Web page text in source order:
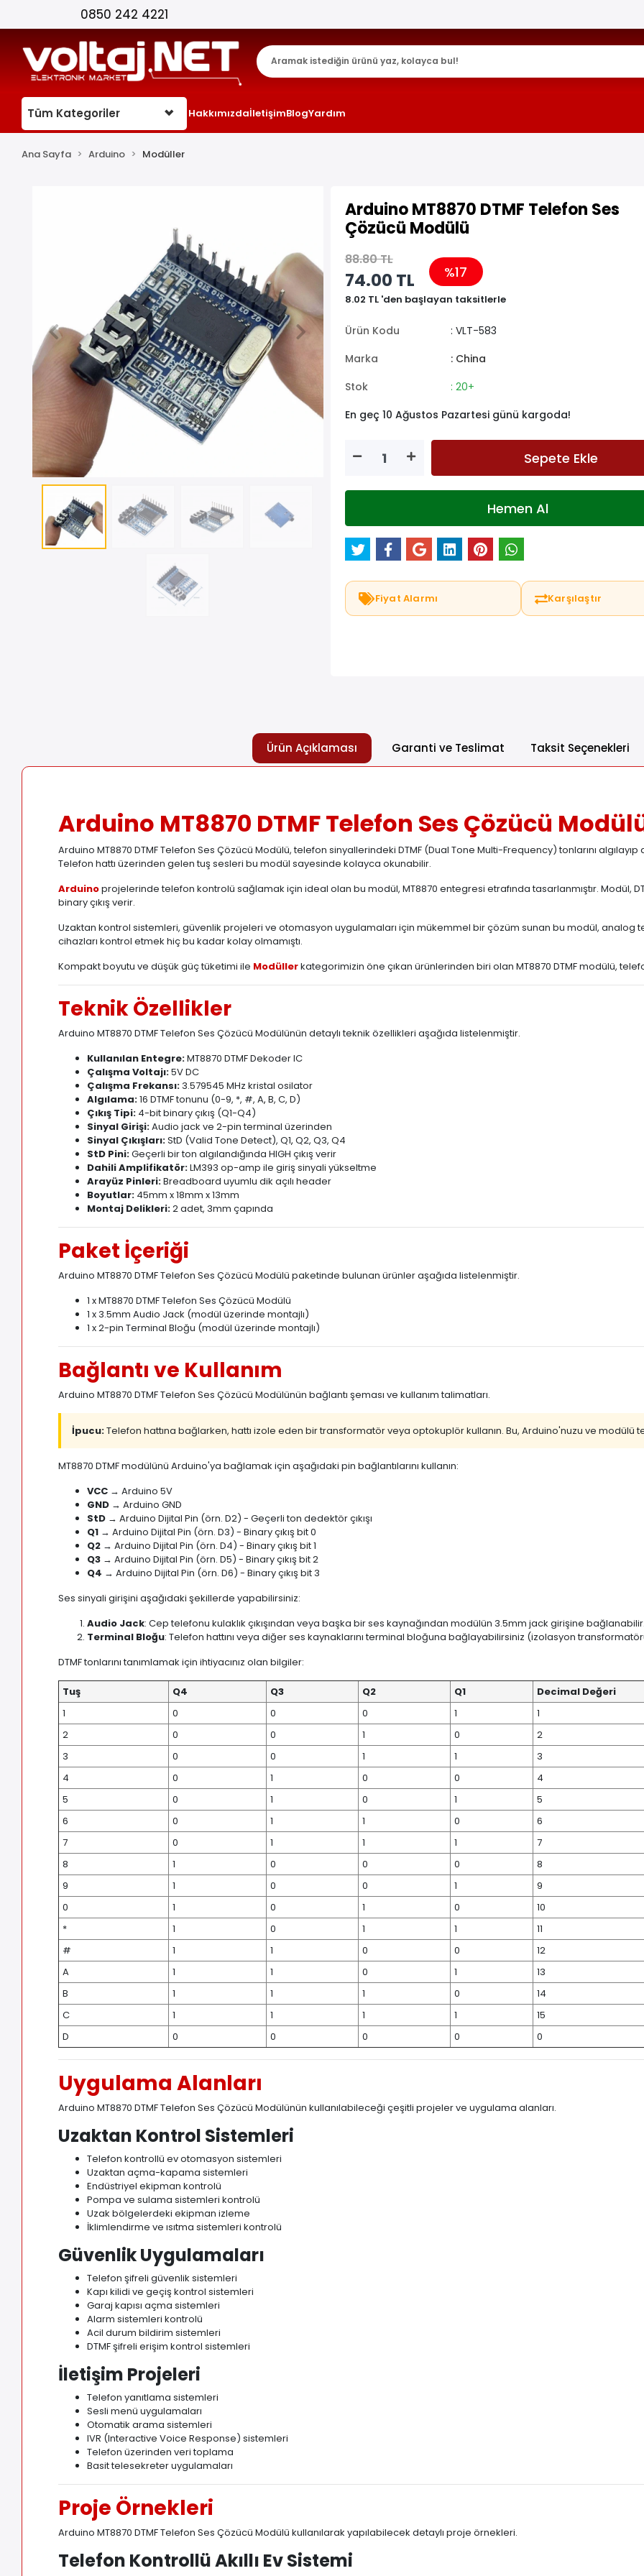
Tüm Kategoriler HakkımızdaİletişimBlogYardım
Ana Sayfa Arduino Modüller
Arduino MT8870 DTMF Telefon Ses
Çözücü Modülü
88.80 TL
74.00 TL %17
8.02 TL 'den başlayan taksitlerle
Ürün Kodu
: VLT-583
Marka
: China
Stok
: 20+
En geç 10 Ağustos Pazartesi günü kargoda!
Sepete Ekle
Hemen Al
Fiyat Alarmı Karşılaştır
Ürün Açıklaması Garanti ve Teslimat Taksit Seçenekleri
Arduino MT8870 DTMF Telefon Ses Çözücü
Arduino MT8870 DTMF Telefon Ses Çözücü Modülü, telefon sinyallerindeki DTMF (Dual Tone Multi-Frequency) tonlarını
Telefon hattı üzerinden gelen tuş sesleri bu modül sayesinde kolayca okunabilir.
Arduinoprojelerinde telefon kontrolü sağlamak için ideal olan bu modül, MT8870 entegresi etrafında tasarlanmıştır. Modül,
binary çıkış verir.
Uzaktan kontrol sistemleri, güvenlik projeleri ve otomasyon uygulamaları için mükemmel bir çözüm sunan bu modül, analog
cihazları kontrol etmek hiç bu kadar kolay olmamıştı.
Kompakt boyutu ve düşük güç tüketimi ile Modüllerkategorimizin öne çıkan ürünlerinden biri olan MT8870 DTMF modülü,
Teknik Özellikler
Arduino MT8870 DTMF Telefon Ses Çözücü Modülünün detaylı teknik özellikleri aşağıda listelenmiştir.
Kullanılan Entegre:MT8870 DTMF Dekoder IC
Çalışma Voltajı:5V DC
Çalışma Frekansı:3.579545 MHz kristal osilator
Algılama:16 DTMF tonunu (0-9, *, #, A, B, C, D)
Çıkış Tipi: 4-bit binary çıkış (Q1-Q4)
Sinyal Girişi:Audio jack ve 2-pin terminal üzerinden
Sinyal Çıkışları:StD (Valid Tone Detect), Q1, Q2, Q3, Q4
StD Pini:Geçerli bir ton algılandığında HIGH çıkış verir
Dahili Amplifikatör:LM393 op-amp ile giriş sinyali yükseltme
Arayüz Pinleri:Breadboard uyumlu dik açılı header
Boyutlar: 45mm x 18mm x 13mm
Montaj Delikleri:2 adet, 3mm çapında
Paket İçeriği
Arduino MT8870 DTMF Telefon Ses Çözücü Modülü paketinde bulunan ürünler aşağıda listelenmiştir.
1 x MT8870 DTMF Telefon Ses Çözücü Modülü
1 x 3.5mm Audio Jack (modül üzerinde montajlı)
1 x 2-pin Terminal Bloğu (modül üzerinde montajlı)
Bağlantı ve Kullanım
Arduino MT8870 DTMF Telefon Ses Çözücü Modülünün bağlantı şeması ve kullanım talimatları.
İpucu:Telefon hattına bağlarken, hattı izole eden bir transformatör veya optokuplör kullanın. Bu, Arduino'nuzu ve modülü
MT8870 DTMF modülünü Arduino'ya bağlamak için aşağıdaki pin bağlantılarını kullanın:
VCC → Arduino 5V
GND → Arduino GND
StD → Arduino Dijital Pin (örn. D2) - Geçerli ton dedektör çıkışı
Q1 → Arduino Dijital Pin (örn. D3) - Binary çıkış bit 0
Q2 → Arduino Dijital Pin (örn. D4) - Binary çıkış bit 1
Q3 → Arduino Dijital Pin (örn. D5) - Binary çıkış bit 2
Q4 → Arduino Dijital Pin (örn. D6) - Binary çıkış bit 3
Ses sinyali girişini aşağıdaki şekillerde yapabilirsiniz:
Audio Jack: Cep telefonu kulaklık çıkışından veya başka bir ses kaynağından modülün 3.5mm jack girişine bağlanabilir.
Terminal Bloğu: Telefon hattını veya diğer ses kaynaklarını terminal bloğuna bağlayabilirsiniz (izolasyon
DTMF tonlarını tanımlamak için ihtiyacınız olan bilgiler:
Tuş Q4 Q3 Q2 Q1
Decimal Değeri
1
0 0 0 1
1
2
0 0 1 0
2
3
0 0 1 1
3
4
0 1 0 0
4
5
0 1 0 1
5
6
0 1 1 0
6
7
0 1 1 1
7
8
1 0 0 0
8
9
1 0 0 1
9
0
1 0 1 0
10
*
1 0 1 1
11
#
1 1 0 0
12
A
1 1 0 1
13
B
1 1 1 0
14
C
1 1 1 1
15
D
0 0 0 0 0
Uygulama Alanları
Arduino MT8870 DTMF Telefon Ses Çözücü Modülünün kullanılabileceği çeşitli projeler ve uygulama alanları.
Uzaktan Kontrol Sistemleri
Telefon kontrollü ev otomasyon sistemleri
Uzaktan açma-kapama sistemleri
Endüstriyel ekipman kontrolü
Pompa ve sulama sistemleri kontrolü
Uzak bölgelerdeki ekipman izleme
İklimlendirme ve ısıtma sistemleri kontrolü
Güvenlik Uygulamaları
Telefon şifreli güvenlik sistemleri
Kapı kilidi ve geçiş kontrol sistemleri
Garaj kapısı açma sistemleri
Alarm sistemleri kontrolü
Acil durum bildirim sistemleri
DTMF şifreli erişim kontrol sistemleri
İletişim Projeleri
Telefon yanıtlama sistemleri
Sesli menü uygulamaları
Otomatik arama sistemleri
IVR (Interactive Voice Response) sistemleri
Telefon üzerinden veri toplama
Basit telesekreter uygulamaları
Proje Örnekleri
Arduino MT8870 DTMF Telefon Ses Çözücü Modülü kullanılarak yapılabilecek detaylı proje örnekleri.
Telefon Kontrollü Akıllı Ev Sistemi